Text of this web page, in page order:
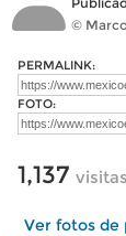
©
PERMALINK:
FOTO:
1,137 visitas
Ver fotos de